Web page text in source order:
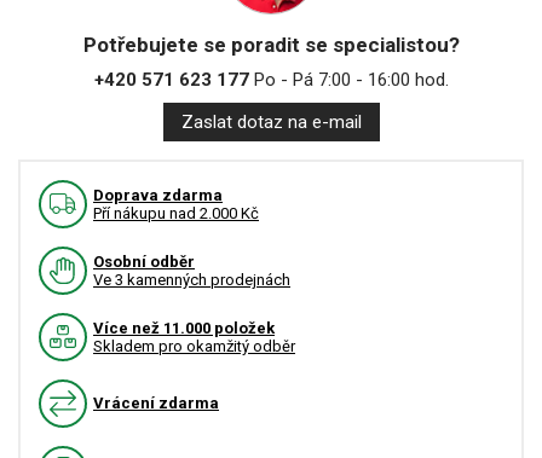
Potřebujete se poradit se specialistou?
+420 571 623 177Po - Pá 7:00 - 16:00 hod.
Zaslat dotaz na e-mail
Doprava zdarma
Pří nákupu nad 2.000 Kč
Osobní odběr
Ve 3 kamenných prodejnách
Více než 11.000 položek
Skladem pro okamžitý odběr
Vrácení zdarma